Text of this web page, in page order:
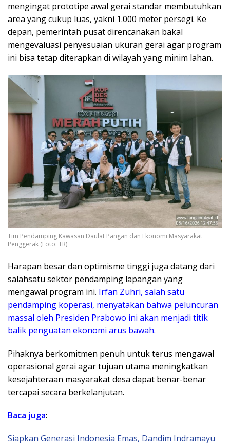
mengingat prototipe awal gerai standar membutuhkan
area yang cukup luas, yakni 1.000 meter persegi. Ke
depan, pemerintah pusat direncanakan bakal
mengevaluasi penyesuaian ukuran gerai agar program
ini bisa tetap diterapkan di wilayah yang minim lahan.
Tim Pendamping Kawasan Daulat Pangan dan Ekonomi Masyarakat
Penggerak (Foto: TR)
​Harapan besar dan optimisme tinggi juga datang dari
salahsatu sektor pendamping lapangan yang
mengawal program ini. Irfan Zuhri, salah satu
pendamping koperasi, menyatakan bahwa peluncuran
massal oleh Presiden Prabowo ini akan menjadi titik
balik penguatan ekonomi arus bawah.
Pihaknya berkomitmen penuh untuk terus mengawal
operasional gerai agar tujuan utama meningkatkan
kesejahteraan masyarakat desa dapat benar-benar
tercapai secara berkelanjutan.
Baca juga:
Siapkan Generasi Indonesia Emas, Dandim Indramayu